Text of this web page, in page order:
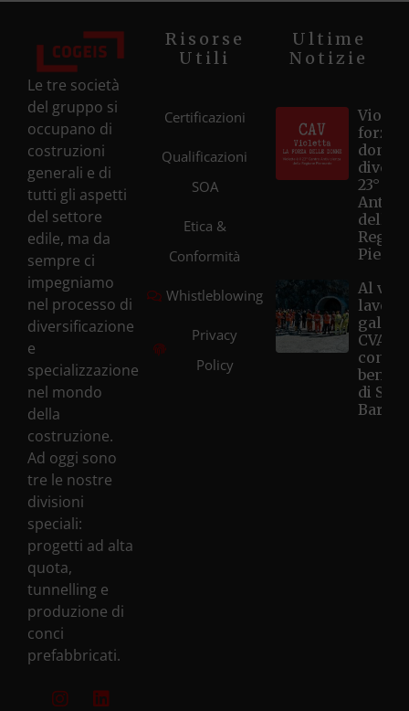
Le tre società
del gruppo si
occupano di
costruzioni
generali e di
tutti gli aspetti
del settore
edile, ma da
sempre ci
impegniamo
nel processo di
diversificazione
e
specializzazione
nel mondo
della
costruzione.
Ad oggi sono
tre le nostre
divisioni
speciali:
progetti ad alta
quota,
tunnelling e
produzione di
conci
prefabbricati.
Risorse
Utili
Certificazioni
Qualificazioni
SOA
Etica &
Conformità
Whistleblowing
Privacy
Policy
Ultime
Notizie
forza
donne
23°
della
Al via i
lavori
CVA
con la
di